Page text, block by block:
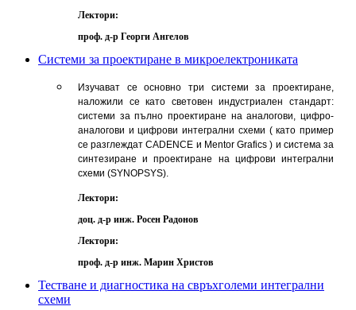
Лектори:
проф. д-р Георги Ангелов
Системи за проектиране в микроелектрониката
Изучават се основно три системи за проектиране,
наложили се като световен индустриален стандарт:
системи за пълно проектиране на аналогови, цифро-
аналогови и цифрови интегрални схеми ( като пример
се разглеждат CADENCE и Mentor Grafics ) и система за
синтезиране и проектиране на цифрови интегрални
схеми (SYNOPSYS).
Лектори:
доц. д-р инж. Росен Радонов
Лектори:
проф. д-р инж. Марин Христов
Тестване и диагностика на свръхголеми интегрални
схеми